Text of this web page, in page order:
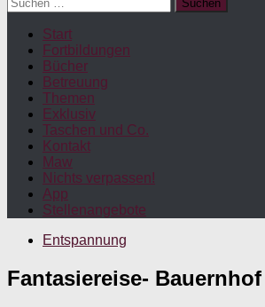
nach:
Start
Fortbildungen
Bücher
Betreuung
Themen
Exklusiv
Taschen und Co.
Kontakt
Maw
Nichts verpassen!
App
Stellenangebote
Entspannung
Fantasiereise- Bauernhof